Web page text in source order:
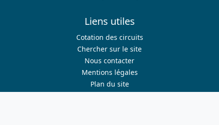
Liens utiles
Cotation des circuits
Chercher sur le site
Nous contacter
Mentions légales
Plan du site